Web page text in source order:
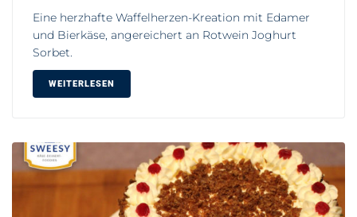
Eine herzhafte Waffelherzen-Kreation mit Edamer
und Bierkäse, angereichert an Rotwein Joghurt
Sorbet.
WEITERLESEN